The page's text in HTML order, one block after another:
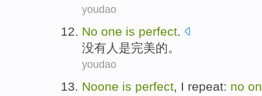
youdao
No one is perfect.
没有人 是完美的。
youdao
Noone is perfect I repeat: no